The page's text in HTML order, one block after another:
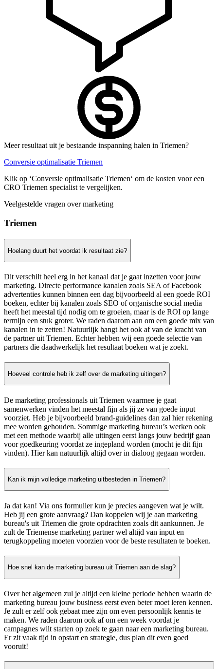
Meer resultaat uit je bestaande inspanning halen in Triemen?
Conversie optimalisatie Triemen
Klik op ‘Conversie optimalisatie Triemen‘ om de kosten voor een
CRO Triemen specialist te vergelijken.
Veelgestelde vragen over marketing
Triemen
Hoelang duurt het voordat ik resultaat zie?
Dit verschilt heel erg in het kanaal dat je gaat inzetten voor jouw
marketing. Directe performance kanalen zoals SEA of Facebook
advertenties kunnen binnen een dag bijvoorbeeld al een goede ROI
boeken, echter bij kanalen zoals SEO of organische social media
heeft het meestal tijd nodig om te groeien, maar is de ROI op lange
termijn een stuk groter. We raden daarom aan om een goede mix van
kanalen in te zetten! Natuurlijk hangt het ook af van de kracht van
de partner uit Triemen. Echter hebben wij een goede selectie van
partners die daadwerkelijk het resultaat boeken wat je zoekt.
Hoeveel controle heb ik zelf over de marketing uitingen?
De marketing professionals uit Triemen waarmee je gaat
samenwerken vinden het meestal fijn als jij ze van goede input
voorziet. Heb je bijvoorbeeld brand-guidelines dan zal hier rekening
mee worden gehouden. Sommige marketing bureau’s werken ook
met een methode waarbij alle uitingen eerst langs jouw bedrijf gaan
voor goedkeuring voordat ze ingepland worden (mocht je dit fijn
vinden). Hier kan natuurlijk altijd over in dialoog gegaan worden.
Kan ik mijn volledige marketing uitbesteden in Triemen?
Ja dat kan! Via ons formulier kun je precies aangeven wat je wilt.
Heb jij een grote aanvraag? Dan koppelen wij je aan marketing
bureau's uit Triemen die grote opdrachten zoals dit aankunnen. Je
zult de Triemense marketing partner wel altijd van input en
terugkoppeling moeten voorzien voor de beste resultaten te boeken.
Hoe snel kan de marketing bureau uit Triemen aan de slag?
Over het algemeen zul je altijd een kleine periode hebben waarin de
marketing bureau jouw business eerst even beter moet leren kennen.
Je zult er zelf ook gebaat mee zijn om even persoonlijk kennis te
maken. We raden daarom ook af om een week voordat je
campagnes wilt starten op zoek te gaan naar een marketing bureau.
Er zit vaak tijd in opstart en strategie, dus plan dit even goed
vooruit!